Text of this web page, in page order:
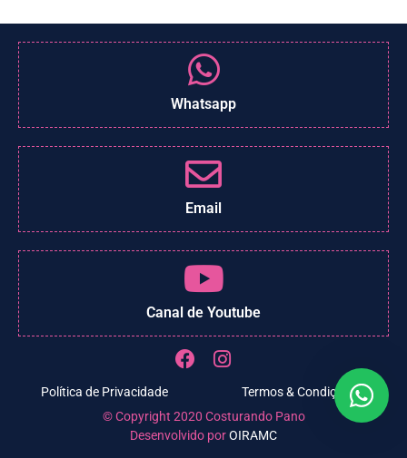
Whatsapp
Email
Canal de Youtube
Política de Privacidade
Termos & Condições
© Copyright 2020 Costurando Pano
Desenvolvido porOIRAMC